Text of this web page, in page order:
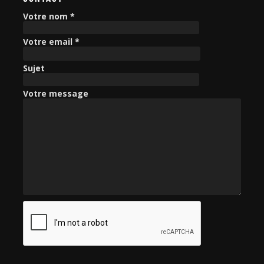
h
e
c
r
:
Votre nom *
Votre email *
Sujet
Votre message